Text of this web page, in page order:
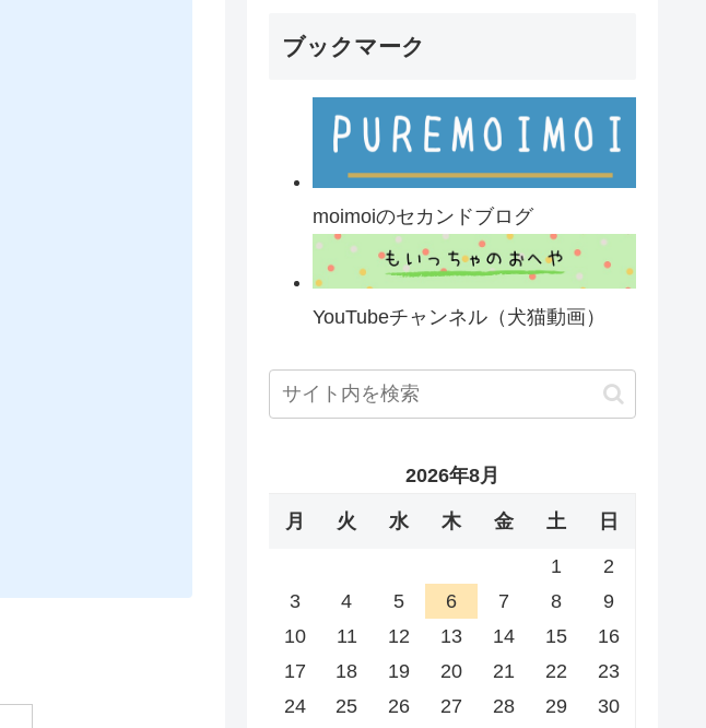
ブックマーク
moimoiのセカンドブログ
YouTubeチャンネル（犬猫動画）
2026年8月
月 火 水 木 金 土 日
1
2
3
4 5 6 7 8
9
10
11 12 13 14 15
16
17
18 19 20 21 22
23
24
25 26 27 28 29
30